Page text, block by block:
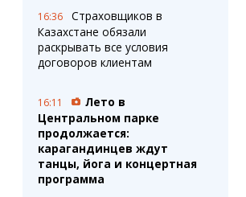
16:36
Страховщиков в
Казахстане обязали
раскрывать все условия
договоров клиентам
16:11
Лето в
Центральном парке
продолжается:
карагандинцев ждут
танцы, йога и концертная
программа